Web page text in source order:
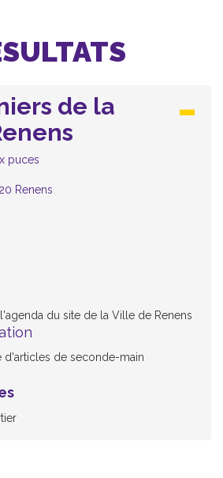
de la
puces
Renens
du site de la Ville de Renens
d'articles de seconde-main